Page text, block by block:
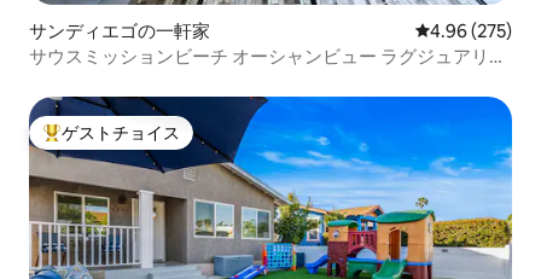
サンディエゴの一軒家 レビュー275
4.96 (275)
サウスミッションビーチ オーシャンビュー ラグジュアリー
大好評のゲストチョイスです。
ゲストチョイス